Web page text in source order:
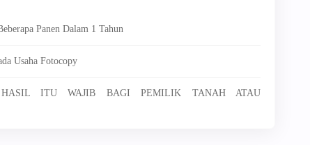
Panen Dalam 1 Tahun
Usaha Fotocopy
ITU WAJIB BAGI PEMILIK TANAH ATAU